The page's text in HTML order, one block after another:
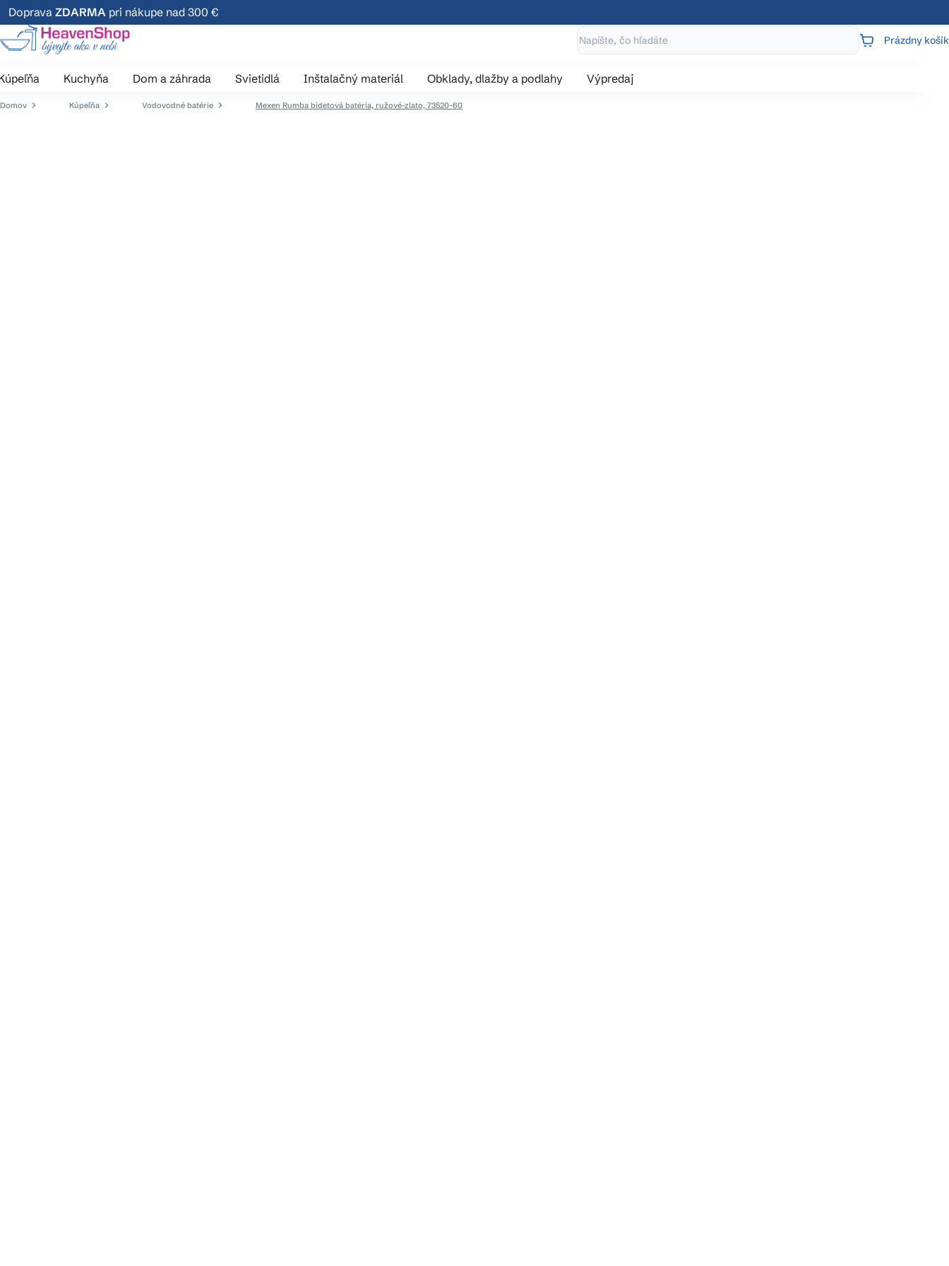
Prejsť
na
obsah
Doprava ZDARMA pri nákupe nad 300 €
NÁKUPNÝ
Prázdny košík
Kuchyňa Dom a záhrada Svietidlá Inštalačný materiál Obklady, dlažby a podlahy Výpredaj
Domov Kúpeľňa Vodovodné batérie Mexen Rumba bidetová batéria, ružové-zlato, 73520-60